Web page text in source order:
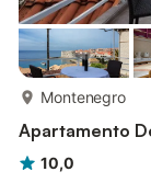
Montenegro
Apartamento
10,0